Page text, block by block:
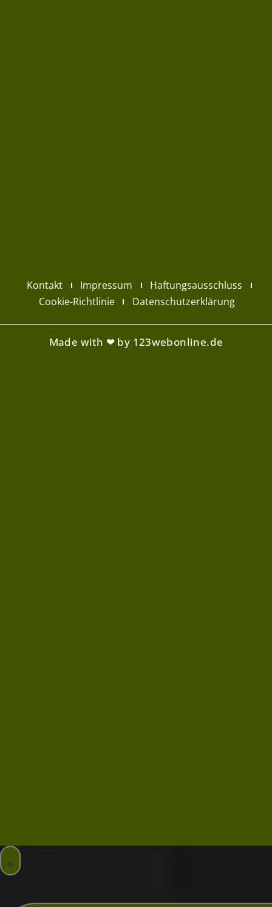
Kontakt Impressum
Haftungsausschluss
Cookie-Richtlinie
Datenschutzerklärung
Made with ❤ by 123webonline.de